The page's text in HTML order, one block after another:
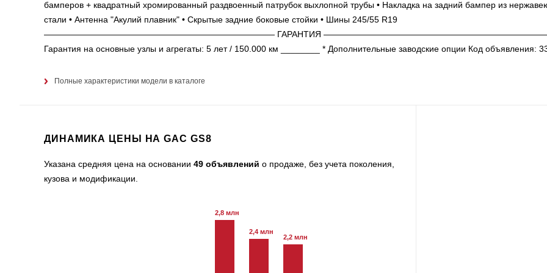
бамперов + квадратный хромированный раздвоенный патрубок выхлопной трубы • Накладка на задний бампер из
стали • Антенна "Акулий плавник" • Скрытые задние боковые стойки • Шины 245/55 R19
——————————————————————————— ГАРАНТИЯ
Гарантия на основные узлы и агрегаты: 5 лет / 150.000 км ________ * Дополнительные заводские опции Код объявления:
Полные характеристики модели в каталоге
ДИНАМИКА ЦЕНЫ НА GAC GS8
Указана средняя цена на основании 49 объявлений о продаже, без учета поколения,
кузова и модификации.
2,8 млн
2,4 млн
2,2 млн